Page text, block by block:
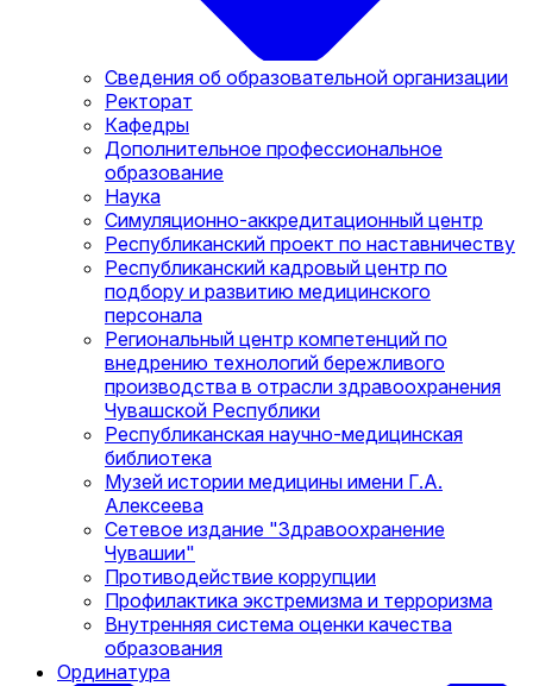
Сведения об образовательной организации
Ректорат
Кафедры
Дополнительное профессиональное
образование
Наука
Симуляционно-аккредитационный центр
Республиканский проект по наставничеству
Республиканский кадровый центр по
подбору и развитию медицинского
персонала
Региональный центр компетенций по
внедрению технологий бережливого
производства в отрасли здравоохранения
Чувашской Республики
Республиканская научно-медицинская
библиотека
Музей истории медицины имени Г.А.
Алексеева
Сетевое издание "Здравоохранение
Чувашии"
Противодействие коррупции
Профилактика экстремизма и терроризма
Внутренняя система оценки качества
образования
Ординатура